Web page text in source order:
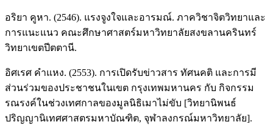
อริยา คูหา. (2546). แรงจูงใจและอารมณ์. ภาควิชาจิตวิทยาและ
การแนะแนว คณะศึกษาศาสตร์มหาวิทยาลัยสงขลานครินทร์
วิทยาเขตปีตตานี.
อิศเรศ คำแหง. (2553). การเปิดรับข่าวสาร ทัศนคติ และการมี
ส่วนร่วมของประชาชนในเขต กรุงเทพมหานคร กับ กิจกรรม
รณรงค์ในช่วงเทศกาลของมูลนิธิเมาไม่ขับ [วิทยานิพนธ์
ปริญญานิเทศศาสตรมหาบัณฑิต, จุฬาลงกรณ์มหาวิทยาลัย].